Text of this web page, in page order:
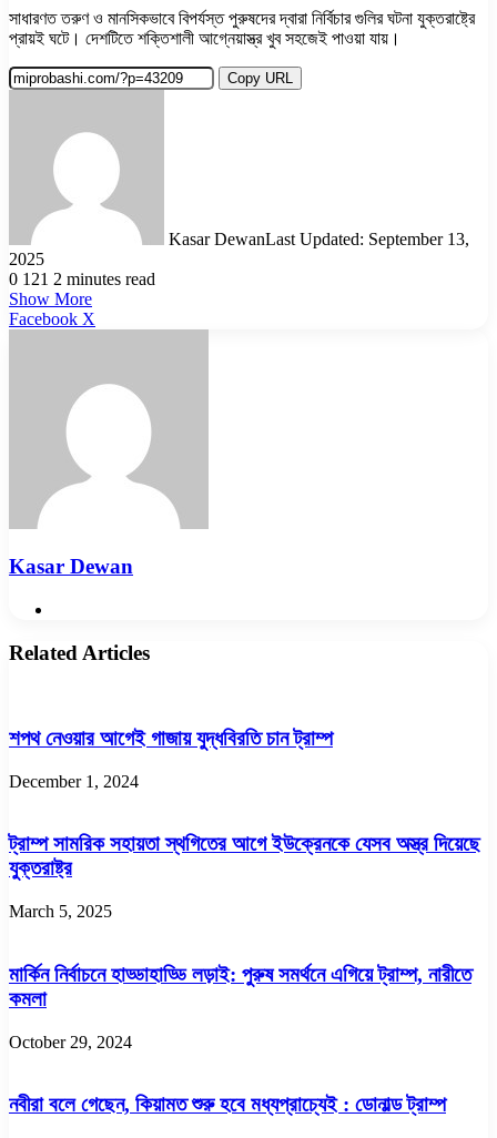
সাধারণত তরুণ ও মানসিকভাবে বিপর্যস্ত পুরুষদের দ্বারা নির্বিচার গুলির ঘটনা যুক্তরাষ্ট্রে
প্রায়ই ঘটে। দেশটিতে শক্তিশালী আগ্নেয়াস্ত্র খুব সহজেই পাওয়া যায়।
Copy URL
Kasar DewanLast Updated: September 13,
2025
0 121 2 minutes read
Show More
Facebook X
Kasar Dewan
Related Articles
শপথ নেওয়ার আগেই গাজায় যুদ্ধবিরতি চান ট্রাম্প
December 1, 2024
ট্রাম্প সামরিক সহায়তা স্থগিতের আগে ইউক্রেনকে যেসব অস্ত্র দিয়েছে
যুক্তরাষ্ট্র
March 5, 2025
মার্কিন নির্বাচনে হাড্ডাহাড্ডি লড়াই: পুরুষ সমর্থনে এগিয়ে ট্রাম্প, নারীতে
কমলা
October 29, 2024
নবীরা বলে গেছেন, কিয়ামত শুরু হবে মধ্যপ্রাচ্যেই : ডোনাল্ড ট্রাম্প